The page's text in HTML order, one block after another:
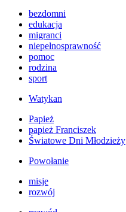
bezdomni
edukacja
migranci
niepełnosprawność
pomoc
rodzina
sport
Watykan
Papież
papież Franciszek
Światowe Dni Młodzieży
Powołanie
misje
rozwój